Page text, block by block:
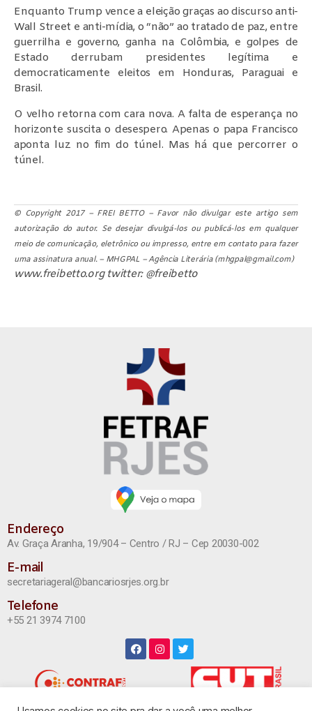
Enquanto Trump vence a eleição graças ao discurso anti-
Wall Street e anti-mídia, o “não” ao tratado de paz, entre
guerrilha e governo, ganha na Colômbia, e golpes de
Estado derrubam presidentes legítima e
democraticamente eleitos em Honduras, Paraguai e
Brasil.
O velho retorna com cara nova. A falta de esperança no
horizonte suscita o desespero. Apenas o papa Francisco
aponta luz no fim do túnel. Mas há que percorrer o
túnel.
© Copyright 2017 – FREI BETTO – Favor não divulgar este artigo sem
autorização do autor. Se desejar divulgá-los ou publicá-los em qualquer
meio de comunicação, eletrônico ou impresso, entre em contato para fazer
uma assinatura anual. – MHGPAL – Agência Literária (mhgpal@gmail.com)
www.freibetto.org twitter: @freibetto
Endereço
Av. Graça Aranha, 19/904 – Centro / RJ – Cep 20030-002
E-mail
secretariageral@bancariosrjes.org.br
Telefone
+55 21 3974 7100